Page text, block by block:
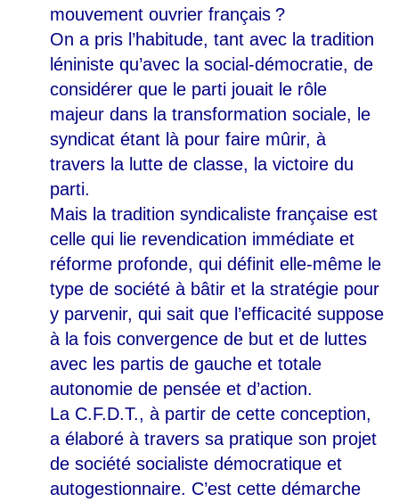
mouvement ouvrier français ?
On a pris l’habitude, tant avec la tradition
léniniste qu’avec la social-démocratie, de
considérer que le parti jouait le rôle
majeur dans la transformation sociale, le
syndicat étant là pour faire mûrir, à
travers la lutte de classe, la victoire du
parti.
Mais la tradition syndicaliste française est
celle qui lie revendication immédiate et
réforme profonde, qui définit elle-même le
type de société à bâtir et la stratégie pour
y parvenir, qui sait que l’efficacité suppose
à la fois convergence de but et de luttes
avec les partis de gauche et totale
autonomie de pensée et d’action.
La C.F.D.T., à partir de cette conception,
a élaboré à travers sa pratique son projet
de société socialiste démocratique et
autogestionnaire. C’est cette démarche